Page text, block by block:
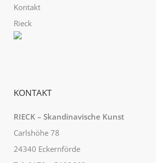
Kontakt
Rieck
KONTAKT
RIECK – Skandinavische Kunst
Carlshöhe 78
24340 Eckernförde